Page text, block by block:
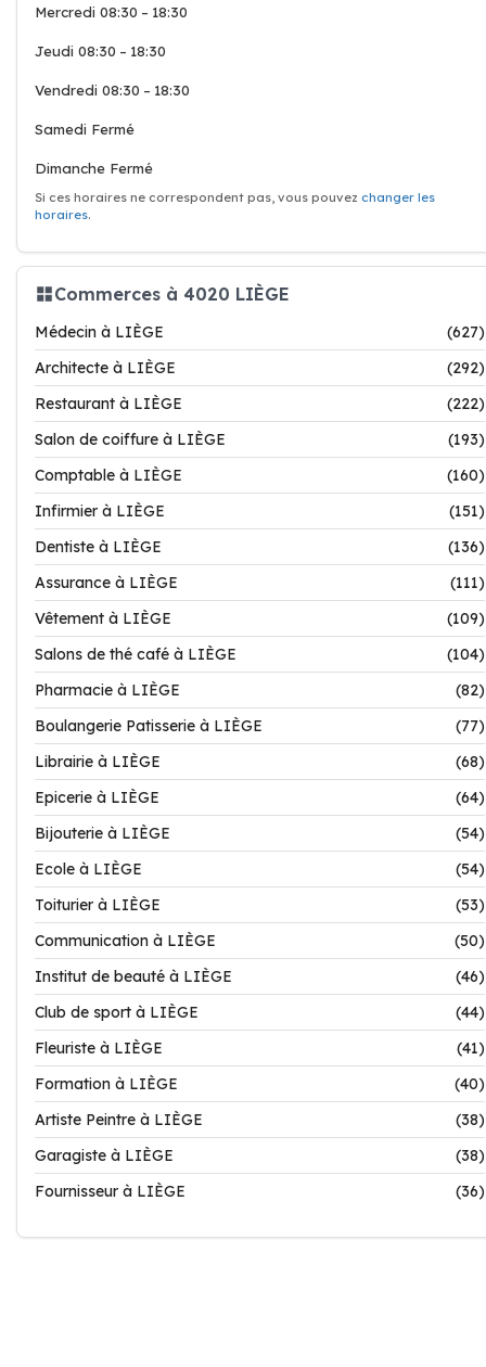
Mercredi 08:30 – 18:30
Jeudi 08:30 – 18:30
Vendredi 08:30 – 18:30
Samedi Fermé
Dimanche Fermé
Si ces horaires ne correspondent pas, vous pouvez changer les
horaires.
Commerces à 4020 LIÈGE
Médecin à LIÈGE
(627)
Architecte à LIÈGE
(292)
Restaurant à LIÈGE
(222)
Salon de coiffure à LIÈGE
(193)
Comptable à LIÈGE
(160)
Infirmier à LIÈGE
(151)
Dentiste à LIÈGE
(136)
Assurance à LIÈGE
(111)
Vêtement à LIÈGE
(109)
Salons de thé café à LIÈGE
(104)
Pharmacie à LIÈGE
(82)
Boulangerie Patisserie à LIÈGE
(77)
Librairie à LIÈGE
(68)
Epicerie à LIÈGE
(64)
Bijouterie à LIÈGE
(54)
Ecole à LIÈGE
(54)
Toiturier à LIÈGE
(53)
Communication à LIÈGE
(50)
Institut de beauté à LIÈGE
(46)
Club de sport à LIÈGE
(44)
Fleuriste à LIÈGE
(41)
Formation à LIÈGE
(40)
Artiste Peintre à LIÈGE
(38)
Garagiste à LIÈGE
(38)
Fournisseur à LIÈGE
(36)